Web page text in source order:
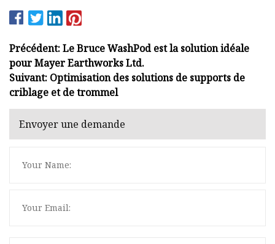
Précédent: Le Bruce WashPod est la solution idéale
pour Mayer Earthworks Ltd.
Suivant: Optimisation des solutions de supports de
criblage et de trommel
Envoyer une demande